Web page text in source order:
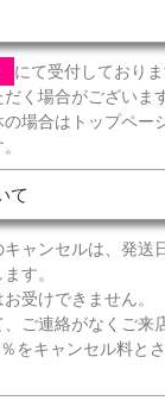
にて受付しておりま
く場合がございま
場合はトップペー
て
ャンセルは、発送
す。
受けできません。
ご連絡がなくご来
をキャンセル料と